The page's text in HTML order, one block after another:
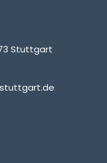
Stuttgart